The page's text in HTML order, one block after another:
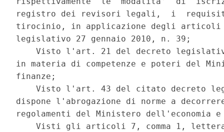
registro dei revisori legali,  i
tirocinio, in applicazione degli
legislativo 27 gennaio 2010, n. 39;
Visto l'art. 21 del decreto
in materia di competenze e poteri del
finanze;
Visto l'art. 43 del citato decreto
dispone l'abrogazione di norme a
regolamenti del Ministero dell'economia
Visti gli articoli 7, comma 1,